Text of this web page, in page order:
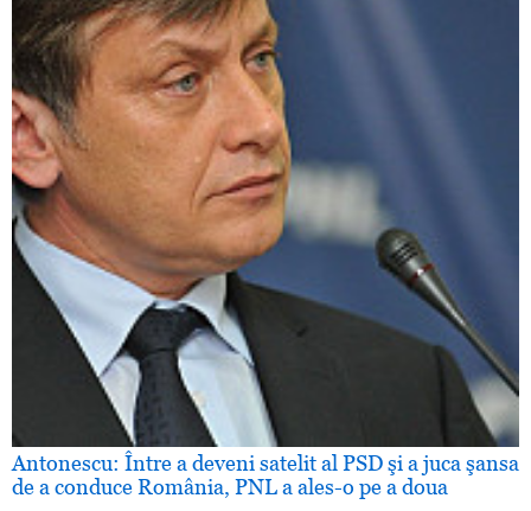
Antonescu: Între a deveni satelit al PSD şi a juca şansa
de a conduce România, PNL a ales-o pe a doua